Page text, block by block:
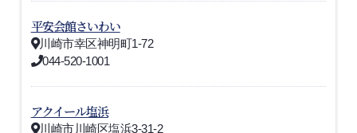
平安会館さいわい
川崎市幸区神明町1-72
044-520-1001
アクイール塩浜
川崎市川崎区塩浜3-31-2